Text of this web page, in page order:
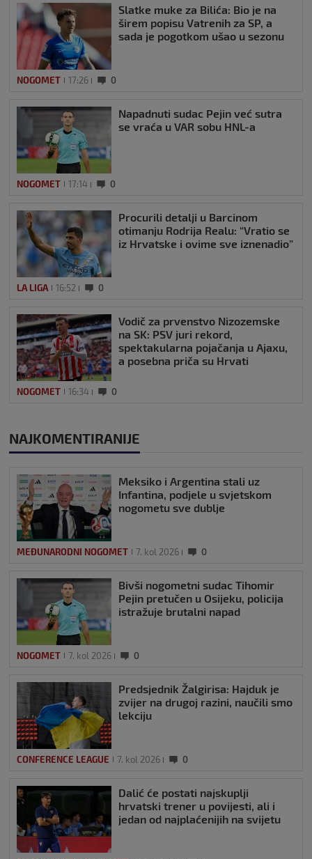
Slatke muke za Bilića: Bio je na
širem popisu Vatrenih za SP, a
sada je pogotkom ušao u sezonu
NOGOMET 17:26 0
Napadnuti sudac Pejin već sutra
se vraća u VAR sobu HNL-a
NOGOMET 17:14 0
Procurili detalji u Barcinom
otimanju Rodrija Realu: “Vratio se
iz Hrvatske i ovime sve iznenadio”
LA LIGA 16:52 0
Vodič za prvenstvo Nizozemske
na SK: PSV juri rekord,
spektakularna pojačanja u Ajaxu,
a posebna priča su Hrvati
NOGOMET 16:34 0
NAJKOMENTIRANIJE
Meksiko i Argentina stali uz
Infantina, podjele u svjetskom
nogometu sve dublje
MEĐUNARODNI NOGOMET 7. kol 2026 0
Bivši nogometni sudac Tihomir
Pejin pretučen u Osijeku, policija
istražuje brutalni napad
NOGOMET 7. kol 2026 0
Predsjednik Žalgirisa: Hajduk je
zvijer na drugoj razini, naučili smo
lekciju
CONFERENCE LEAGUE 7. kol 2026 0
Dalić će postati najskuplji
hrvatski trener u povijesti, ali i
jedan od najplaćenijih na svijetu